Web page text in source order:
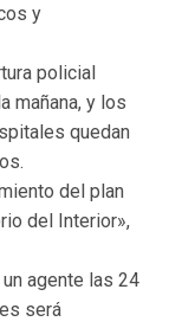
y
policial
mañana, y los
quedan
del plan
del Interior»,
agente las 24
será